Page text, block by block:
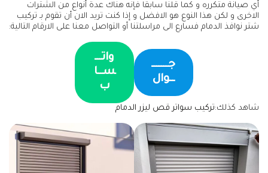
أي صيانة متكرره و كما قلنا سابقا فإنه هناك عدة أنواع من الشترات
الاخرى و لكن هذا النوع هو الافضل و إذا كنت تريد الان أن تقوم بـ تركيب
شتر نوافذ الدمام فسارع الى مراسلتنا أو التواصل معنا على الارقام التالية:
جـــــــ
ــوال
واتـــ
ســا
ب
شاهد كذلك:تركيب سواتر قص ليزر الدمام